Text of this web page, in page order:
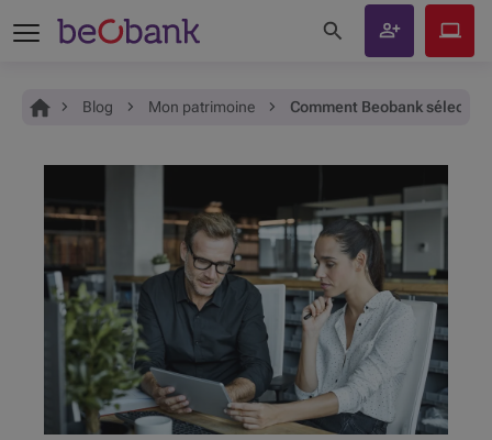
Vous êtes ici:
Accueil Blog Mon patrimoine Comment Beobank